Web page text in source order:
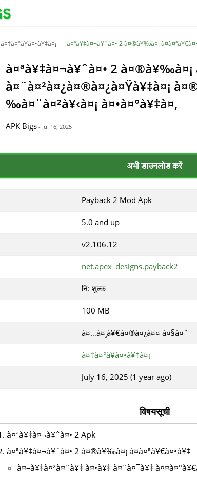
à¤†à¤°à¥à¤•à¥‡à¤¡ à¤ªà¥‡à¤¬à¥ˆà¤• 2 à¤®à¥‰à¤¡
à¤ªà¥‡à¤¬à¥ˆà¤• 2 à¤®à¥‰à¤¡
à¤¨à¤²à¤¿à¤®à¤¿à¤Ÿà¥‡à¤¡
‰à¤¨à¤²à¥‹à¤¡ à¤•à¤°à¥‡à¤‚
APK Bigs - Jul 16, 2025
अभी डाउनलोड करें
Payback 2 Mod Apk
5.0 and up
v2.106.12
net.apex_designs.payback2
नि: शुल्क
100 MB
à¤…à¤¸à¥€à¤®à¤¿à¤¤ à¤§à¤¨
à¤†à¤°à¥à¤•à¥‡à¤¡
July 16, 2025 (1 year ago)
विषयसूची
à¤ªà¥‡à¤¬à¥ˆà¤• 2 Apk
à¤ªà¥‡à¤¬à¥ˆà¤• 2 à¤®à¥‰à¤¡ à¤à¤ªà¥€à¤•à¥‡
à¤–à¥‡à¤²à¤¨à¥‡ à¤•à¥‡ à¤¨à¤¯à¥‡